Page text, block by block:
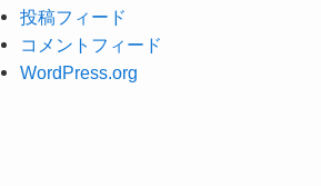
投稿フィード
コメントフィード
WordPress.org